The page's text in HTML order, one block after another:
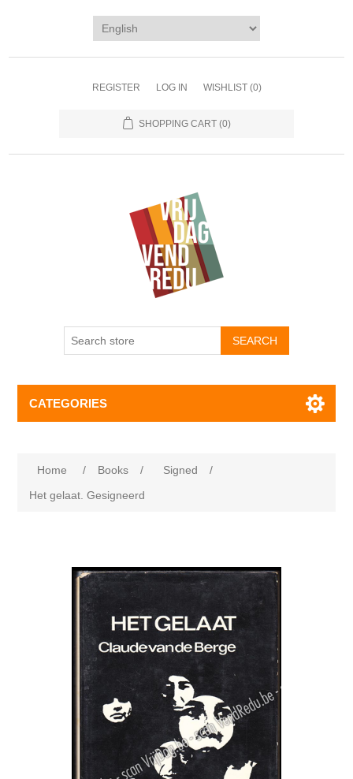
REGISTER LOG IN WISHLIST (0)
SHOPPING CART (0)
CATEGORIES
Home / Books / Signed
/
Het gelaat. Gesigneerd